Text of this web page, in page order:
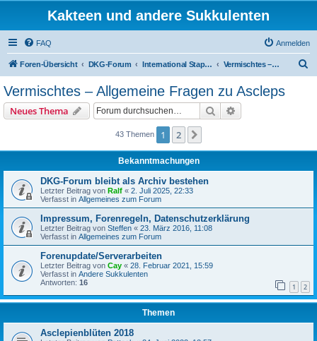
Kakteen und andere Sukkulenten
FAQ Anmelden
Foren-Übersicht DKG-Forum International Stapeliad Group Forum Vermischtes – Allgemeine Fragen zu Ascleps
Vermischtes – Allgemeine Fragen zu Ascleps
Neues Thema Suche
43 Themen 1 2
Bekanntmachungen
DKG-Forum bleibt als Archiv bestehen
Letzter Beitrag von Ralf « 2. Juli 2025, 22:33
Verfasst in Allgemeines zum Forum
Impressum, Forenregeln, Datenschutzerklärung
Letzter Beitrag von Steffen « 23. März 2016, 11:08
Verfasst in Allgemeines zum Forum
Forenupdate/Serverarbeiten
Letzter Beitrag von Cay « 28. Februar 2021, 15:59
Verfasst in Andere Sukkulenten
Antworten: 16 1 2
Themen
Asclepienblüten 2018